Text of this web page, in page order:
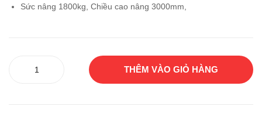
Sức nâng 1800kg, Chiều cao nâng 3000mm,
THÊM VÀO GIỎ HÀNG